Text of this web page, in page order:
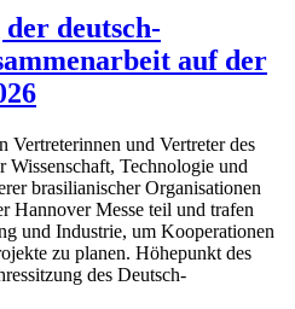
deutsch-
auf der
Vertreterinnen und Vertreter des
Technologie und
brasilianischer Organisationen
Hannover Messe teil und trafen
und Industrie, um Kooperationen
zu planen. Höhepunkt des
des Deutsch-